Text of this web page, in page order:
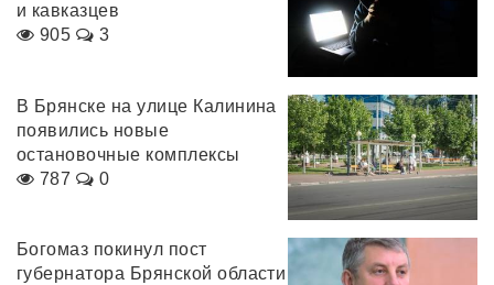
и кавказцев
905
3
В Брянске на улице Калинина
появились новые
остановочные комплексы
787
0
Богомаз покинул пост
губернатора Брянской области